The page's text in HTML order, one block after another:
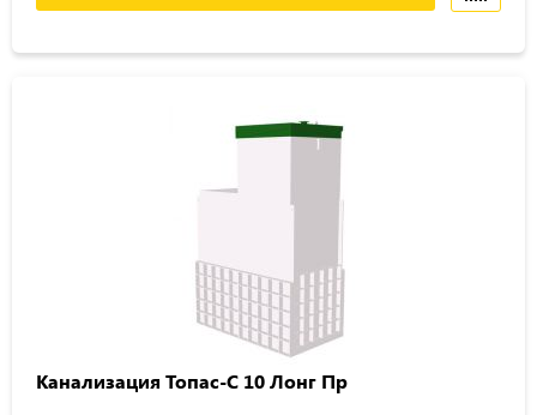
Канализация Топас-С 10 Лонг Пр